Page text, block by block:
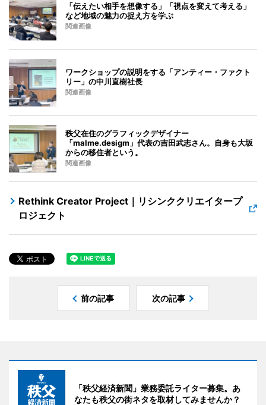
「伝えたい相手を想像する」「視点を変えて考える」
など地域の魅力の捉え方を学ぶ
関連画像
ワークショップの説明をする「アンティー・ファクト
リー」の中川直樹社長
関連画像
秩父在住のグラフィックデザイナー
「malme.desigm」代表の吉田武志さん。自身も大坂
からの移住者という。
関連画像
Rethink Creator Project｜リシンククリエイタープ
ロジェクト
前の記事 次の記事
「秩父経済新聞」業務委託ライター募集。あ
なたも秩父の街ネタを取材してみませんか？